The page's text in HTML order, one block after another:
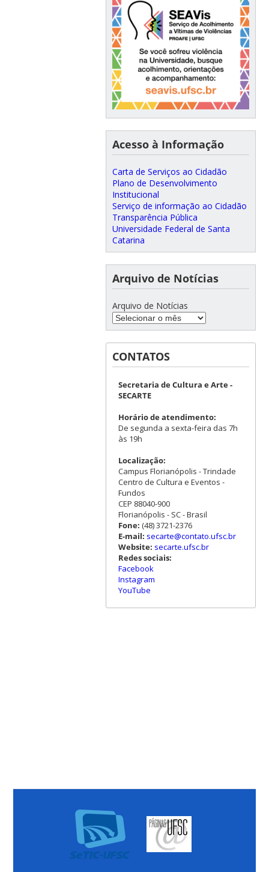
Acesso à Informação
Carta de Serviços ao Cidadão
Plano de Desenvolvimento
Institucional
Serviço de informação ao Cidadão
Transparência Pública
Universidade Federal de Santa
Catarina
Arquivo de Notícias
Arquivo de Notícias
CONTATOS
Secretaria de Cultura e Arte -
SECARTE
Horário de atendimento:
De segunda a sexta-feira das 7h
às 19h
Localização:
Campus Florianópolis - Trindade
Centro de Cultura e Eventos -
Fundos
CEP 88040-900
Florianópolis - SC - Brasil
Fone: (48) 3721-2376
E-mail: secarte@contato.ufsc.br
Website: secarte.ufsc.br
Redes sociais:
Facebook
Instagram
YouTube